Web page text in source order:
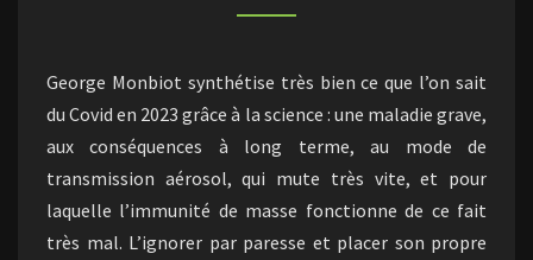
George Monbiot synthétise très bien ce que l’on sait
du Covid en 2023 grâce à la science : une maladie grave,
aux conséquences à long terme, au mode de
transmission aérosol, qui mute très vite, et pour
laquelle l’immunité de masse fonctionne de ce fait
très mal. L’ignorer par paresse et placer son propre